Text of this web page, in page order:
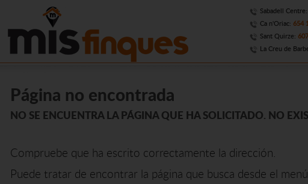
Sabadell Centre:
Ca n'Oriac: 654
Sant Quirze:
La Creu de
Página no encontrada
NO SE ENCUENTRA LA PÁGINA QUE HA SOLICITADO. NO
Compruebe que ha escrito correctamente la dirección.
Puede tratar de encontrar la página que busca desde el